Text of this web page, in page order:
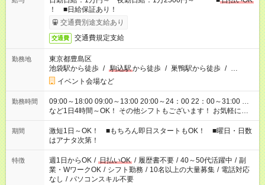
！ ■日給保証あり！
交通費別途支給あり
交通費 交通費規定支給
勤務地
東京都豊島区
池袋駅から徒歩 / 駒込駅から徒歩 / 巣鴨駅から徒歩 / …
イベント会場など
勤務時間
09:00～18:00 09:00～13:00 20:00～24：00 22：00～31:00 …
など1日4時間～OK！ その他シフトもございます！ お気軽にご
相談ください！
期間
激短1日～OK！ ■もちろん即日スタートもOK！ ■曜日・日数
はアナタ次第！
特徴 週1日からOK / 日払いOK / 履歴書不要 / 40～50代活躍中 / 副
業・WワークOK / シフト勤務 / 10名以上の大量募集 / 電話対応
なし / パソコンスキル不要